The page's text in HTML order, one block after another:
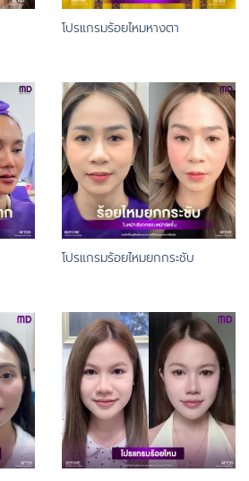
โปรแกรมร้อยไหมหางตา
โปรแกรมร้อยไหมยกกระชับ